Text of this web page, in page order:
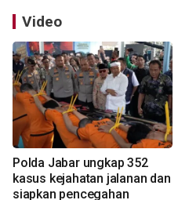
Video
Polda Jabar ungkap 352
kasus kejahatan jalanan dan
siapkan pencegahan